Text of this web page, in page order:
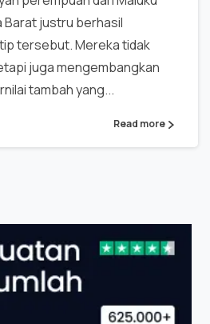
Barat justru berhasil
tersebut. Mereka tidak
juga mengembangkan
tambah yang...
Read more